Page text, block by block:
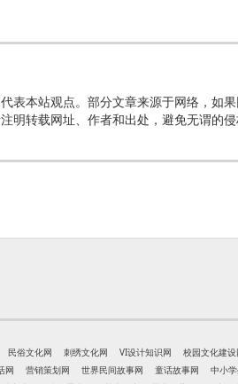
表本站观点。部分文章来源于网络，如
明转载网址、作者和出处，避免无谓的侵
民俗文化网 刺绣文化网 VI设计知识网 校园文化建设
网 营销策划网 世界民间故事网 童话故事网 中小